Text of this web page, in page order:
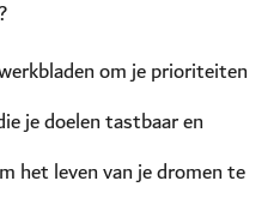
om je prioriteiten
je doelen tastbaar en
het leven van je dromen te